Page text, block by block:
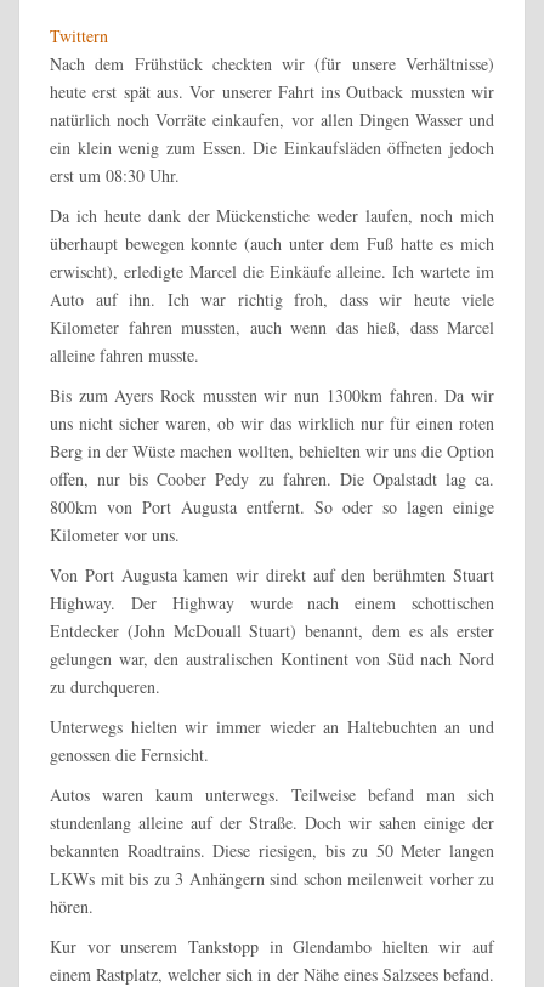
Twittern
Nach dem Frühstück checkten wir (für unsere Verhältnisse)
heute erst spät aus. Vor unserer Fahrt ins Outback mussten wir
natürlich noch Vorräte einkaufen, vor allen Dingen Wasser und
ein klein wenig zum Essen. Die Einkaufsläden öffneten jedoch
erst um 08:30 Uhr.
Da ich heute dank der Mückenstiche weder laufen, noch mich
überhaupt bewegen konnte (auch unter dem Fuß hatte es mich
erwischt), erledigte Marcel die Einkäufe alleine. Ich wartete im
Auto auf ihn. Ich war richtig froh, dass wir heute viele
Kilometer fahren mussten, auch wenn das hieß, dass Marcel
alleine fahren musste.
Bis zum Ayers Rock mussten wir nun 1300km fahren. Da wir
uns nicht sicher waren, ob wir das wirklich nur für einen roten
Berg in der Wüste machen wollten, behielten wir uns die Option
offen, nur bis Coober Pedy zu fahren. Die Opalstadt lag ca.
800km von Port Augusta entfernt. So oder so lagen einige
Kilometer vor uns.
Von Port Augusta kamen wir direkt auf den berühmten Stuart
Highway. Der Highway wurde nach einem schottischen
Entdecker (John McDouall Stuart) benannt, dem es als erster
gelungen war, den australischen Kontinent von Süd nach Nord
zu durchqueren.
Unterwegs hielten wir immer wieder an Haltebuchten an und
genossen die Fernsicht.
Autos waren kaum unterwegs. Teilweise befand man sich
stundenlang alleine auf der Straße. Doch wir sahen einige der
bekannten Roadtrains. Diese riesigen, bis zu 50 Meter langen
LKWs mit bis zu 3 Anhängern sind schon meilenweit vorher zu
hören.
Kur vor unserem Tankstopp in Glendambo hielten wir auf
einem Rastplatz, welcher sich in der Nähe eines Salzsees befand.